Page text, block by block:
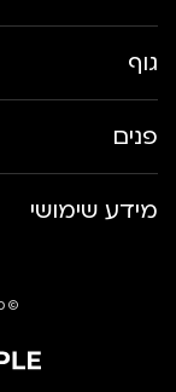
גוף
פנים
מידע שימושי
©